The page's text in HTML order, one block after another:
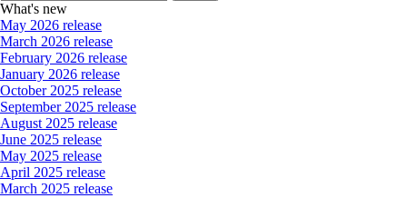
What's new
May 2026 release
March 2026 release
February 2026 release
January 2026 release
October 2025 release
September 2025 release
August 2025 release
June 2025 release
May 2025 release
April 2025 release
March 2025 release